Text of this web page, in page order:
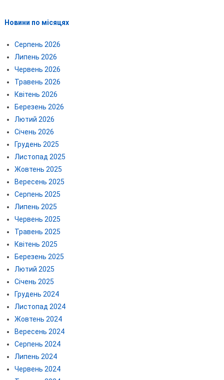
Новини по місяцях
Серпень 2026
Липень 2026
Червень 2026
Травень 2026
Квітень 2026
Березень 2026
Лютий 2026
Січень 2026
Грудень 2025
Листопад 2025
Жовтень 2025
Вересень 2025
Серпень 2025
Липень 2025
Червень 2025
Травень 2025
Квітень 2025
Березень 2025
Лютий 2025
Січень 2025
Грудень 2024
Листопад 2024
Жовтень 2024
Вересень 2024
Серпень 2024
Липень 2024
Червень 2024